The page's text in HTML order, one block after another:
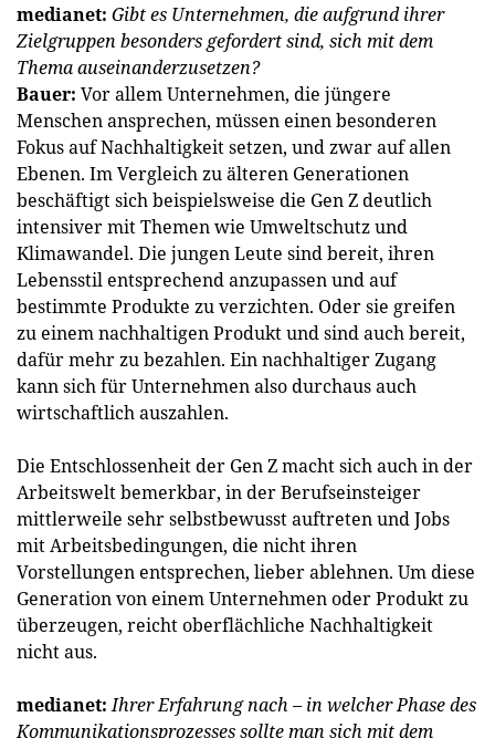
medianet: Gibt es Unternehmen, die aufgrund ihrer
Zielgruppen besonders gefordert sind, sich mit dem
Thema auseinanderzusetzen?
Bauer: Vor allem Unternehmen, die jüngere
Menschen ansprechen, müssen einen besonderen
Fokus auf Nachhaltigkeit setzen, und zwar auf allen
Ebenen. Im Vergleich zu älteren Generationen
beschäftigt sich beispielsweise die Gen Z deutlich
intensiver mit Themen wie Umweltschutz und
Klimawandel. Die jungen Leute sind bereit, ihren
Lebensstil entsprechend anzupassen und auf
bestimmte Produkte zu verzichten. Oder sie greifen
zu einem nachhaltigen Produkt und sind auch bereit,
dafür mehr zu bezahlen. Ein nachhaltiger Zugang
kann sich für Unternehmen also durchaus auch
wirtschaftlich auszahlen.
Die Entschlossenheit der Gen Z macht sich auch in der
Arbeitswelt bemerkbar, in der Berufseinsteiger
mittlerweile sehr selbstbewusst auftreten und Jobs
mit Arbeitsbedingungen, die nicht ihren
Vorstellungen entsprechen, lieber ablehnen. Um diese
Generation von einem Unternehmen oder Produkt zu
überzeugen, reicht oberflächliche Nachhaltigkeit
nicht aus.
medianet:Ihrer Erfahrung nach – in welcher Phase des
Kommunikationsprozesses sollte man sich mit dem